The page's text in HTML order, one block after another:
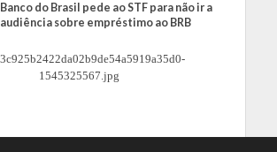
Banco do Brasil pede ao STF para não ir a
audiência sobre empréstimo ao BRB